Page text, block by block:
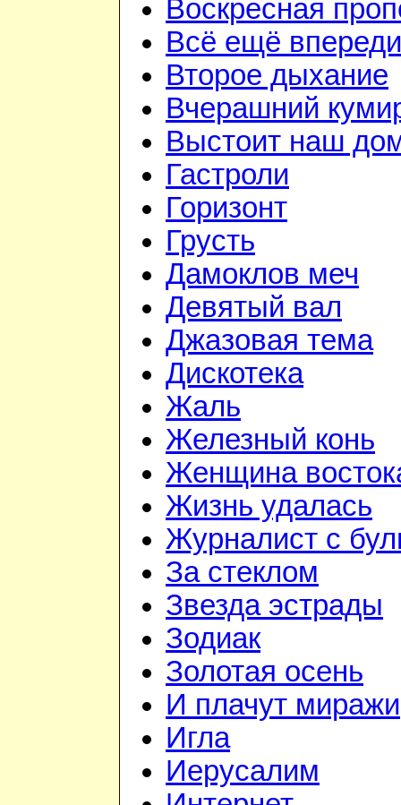
Воскресная
Всё ещё впереди
Второе дыхание
Вчерашний
Выстоит наш
Гастроли
Горизонт
Грусть
Дамоклов меч
Девятый вал
Джазовая тема
Дискотека
Жаль
Железный конь
Женщина
Жизнь удалась
Журналист с
За стеклом
Звезда эстрады
Зодиак
Золотая осень
И плачут миражи
Игла
Иерусалим